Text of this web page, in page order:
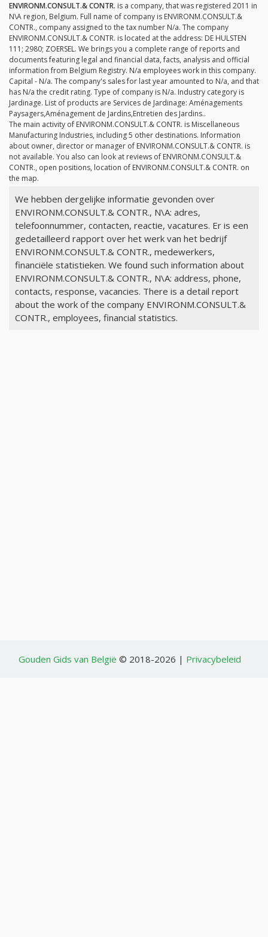
ENVIRONM.CONSULT.& CONTR. is a company, that was registered 2011 in
N\A region, Belgium. Full name of company is ENVIRONM.CONSULT.&
CONTR., company assigned to the tax number N/a. The company
ENVIRONM.CONSULT.& CONTR. is located at the address: DE HULSTEN
111; 2980; ZOERSEL. We brings you a complete range of reports and
documents featuring legal and financial data, facts, analysis and official
information from Belgium Registry. N/a employees work in this company.
Capital - N/a. The company's sales for last year amounted to N/a, and that
has N/a the credit rating. Type of company is N/a. Industry category is
Jardinage. List of products are Services de Jardinage: Aménagements
Paysagers,Aménagement de Jardins,Entretien des Jardins..
The main activity of ENVIRONM.CONSULT.& CONTR. is Miscellaneous
Manufacturing Industries, including 5 other destinations. Information
about owner, director or manager of ENVIRONM.CONSULT.& CONTR. is
not available. You also can look at reviews of ENVIRONM.CONSULT.&
CONTR., open positions, location of ENVIRONM.CONSULT.& CONTR. on
the map.
We hebben dergelijke informatie gevonden over
ENVIRONM.CONSULT.& CONTR., N\A: adres,
telefoonnummer, contacten, reactie, vacatures. Er is een
gedetailleerd rapport over het werk van het bedrijf
ENVIRONM.CONSULT.& CONTR., medewerkers,
financiële statistieken. We found such information about
ENVIRONM.CONSULT.& CONTR., N\A: address, phone,
contacts, response, vacancies. There is a detail report
about the work of the company ENVIRONM.CONSULT.&
CONTR., employees, financial statistics.
Gouden Gids van België © 2018-2026 | Privacybeleid